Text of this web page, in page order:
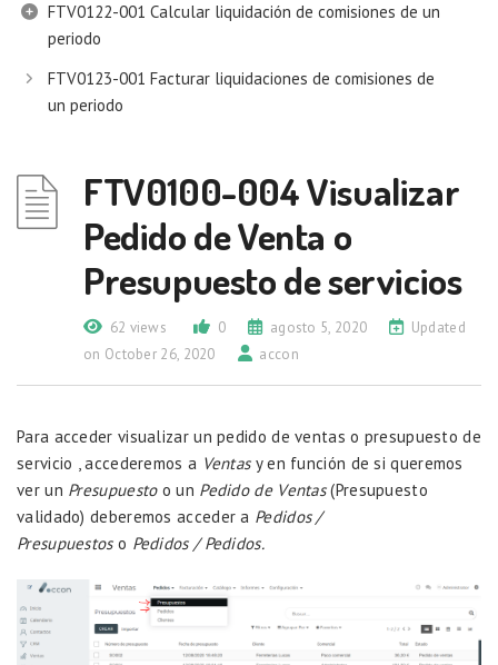
FTV0122-001 Calcular liquidación de comisiones de un
periodo
FTV0123-001 Facturar liquidaciones de comisiones de
un periodo
FTV0100-004 Visualizar
Pedido de Venta o
Presupuesto de servicios
62 views 0 agosto 5, 2020
Updated
on October 26, 2020
accon
Para acceder visualizar un pedido de ventas o presupuesto de
servicio , accederemos a Ventasy en función de si queremos
ver un Presupuestoo un Pedido de Ventas(Presupuesto
validado) deberemos acceder a Pedidos /
Presupuestoso Pedidos / Pedidos.